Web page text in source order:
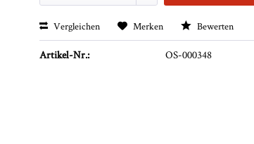
Vergleichen Merken Bewerten
Artikel-Nr.: OS-000348